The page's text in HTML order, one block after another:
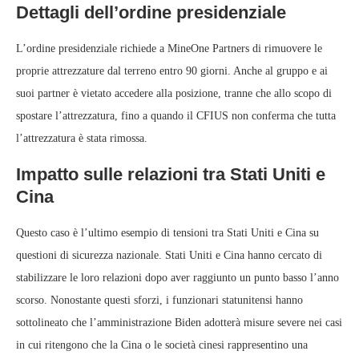
Dettagli dell’ordine presidenziale
L’ordine presidenziale richiede a MineOne Partners di rimuovere le
proprie attrezzature dal terreno entro 90 giorni. Anche al gruppo e ai
suoi partner è vietato accedere alla posizione, tranne che allo scopo di
spostare l’attrezzatura, fino a quando il CFIUS non conferma che tutta
l’attrezzatura è stata rimossa.
Impatto sulle relazioni tra Stati Uniti e
Cina
Questo caso è l’ultimo esempio di tensioni tra Stati Uniti e Cina su
questioni di sicurezza nazionale. Stati Uniti e Cina hanno cercato di
stabilizzare le loro relazioni dopo aver raggiunto un punto basso l’anno
scorso. Nonostante questi sforzi, i funzionari statunitensi hanno
sottolineato che l’amministrazione Biden adotterà misure severe nei casi
in cui ritengono che la Cina o le società cinesi rappresentino una